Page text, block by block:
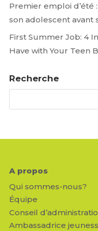
Premier emploi d’été
son adolescent avant
First Summer Job: 4
Have with Your Teen
Recherche
A propos
Qui sommes-nous?
Équipe
Conseil
Ambassadrice